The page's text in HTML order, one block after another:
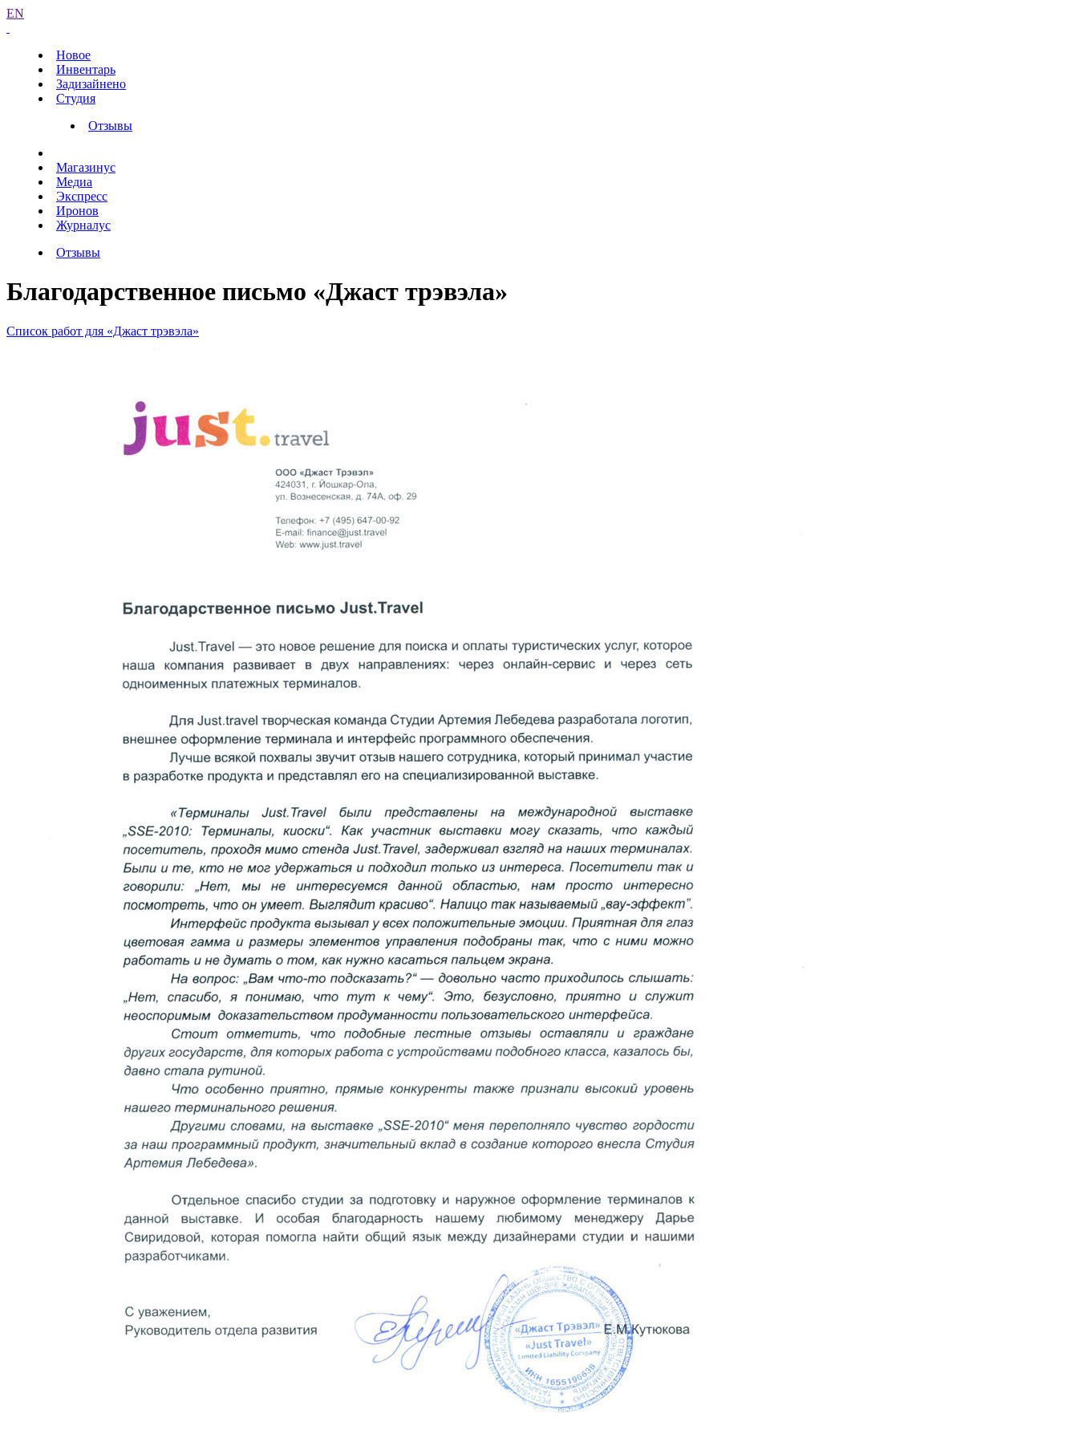
EN
Новое
Инвентарь
Задизайнено
Студия
Отзывы
Магазинус
Медиа
Экспресс
Иронов
Журналус
Отзывы
Благодарственное письмо «Джаст трэвэла»
Список работ для «Джаст трэвэла»